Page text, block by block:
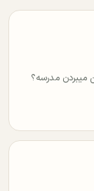
میبردن مدرسه؟